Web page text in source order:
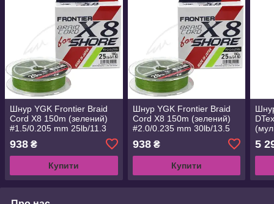
Шнур YGK Frontier Braid
Cord X8 150m (зелений)
#1.5/0.205 mm 25lb/11.3
kg (5545.02.98 D745-#1.5)
938 ₴
Купити
Шнур YGK Frontier Braid
Cord X8 150m (зелений)
#2.0/0.235 mm 30lb/13.5
kg (5545.02.99 D745-#2.0)
938₴
Купити
5